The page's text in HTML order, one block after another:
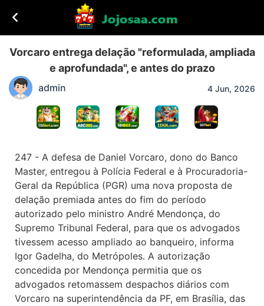
Vorcaro entrega delação "reformulada, ampliada
e aprofundada", e antes do prazo
admin 4 Jun, 2026
247 - A defesa de Daniel Vorcaro, dono do Banco
Master, entregou à Polícia Federal e à Procuradoria-
Geral da República (PGR) uma nova proposta de
delação premiada antes do fim do período
autorizado pelo ministro André Mendonça, do
Supremo Tribunal Federal, para que os advogados
tivessem acesso ampliado ao banqueiro, informa
Igor Gadelha, do Metrópoles. A autorização
concedida por Mendonça permitia que os
advogados retomassem despachos diários com
Vorcaro na superintendência da PF, em Brasília, das